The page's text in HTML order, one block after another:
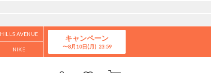
HILLS AVENUE
NIKE
キャンペーン
8月10日(月)